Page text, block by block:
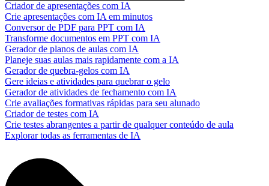
Criador de apresentações com IA
Crie apresentações com IA em minutos
Conversor de PDF para PPT com IA
Transforme documentos em PPT com IA
Gerador de planos de aulas com IA
Planeje suas aulas mais rapidamente com a IA
Gerador de quebra-gelos com IA
Gere ideias e atividades para quebrar o gelo
Gerador de atividades de fechamento com IA
Crie avaliações formativas rápidas para seu alunado
Criador de testes com IA
Crie testes abrangentes a partir de qualquer conteúdo de aula
Explorar todas as ferramentas de IA